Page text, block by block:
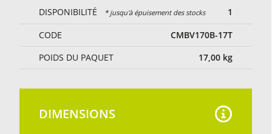
DISPONIBILITÉ * jusqu'à épuisement des stocks
1
CODE
CMBV170B-17T
POIDS DU PAQUET
17,00 kg
DIMENSIONS